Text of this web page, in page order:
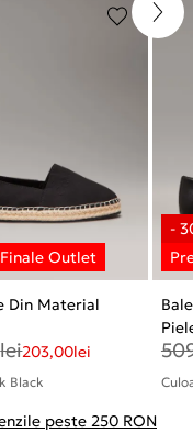
Din Material
lei203,00lei
Black
peste 250 RON